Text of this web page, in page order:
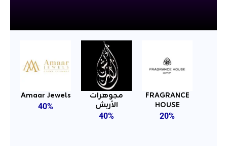
Amaar Jewels
40%
مجوهرات
الأربش
40%
FRAGRANCE
HOUSE
20%